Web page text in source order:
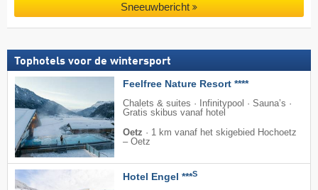
Sneeuwbericht
Tophotels voor de wintersport
Feelfree Nature Resort ****
Chalets & suites · Infinitypool · Sauna’s ·
Gratis skibus vanaf hotel
Oetz · 1 km vanaf het skigebied Hochoetz
– Oetz
Hotel Engel ***S